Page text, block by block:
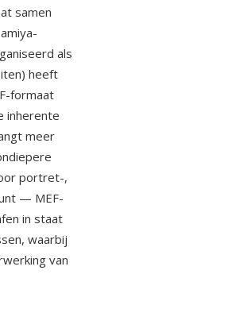
samen
als
heeft
formaat
inherente
meer
portret-,
— MEF-
in staat
waarbij
van